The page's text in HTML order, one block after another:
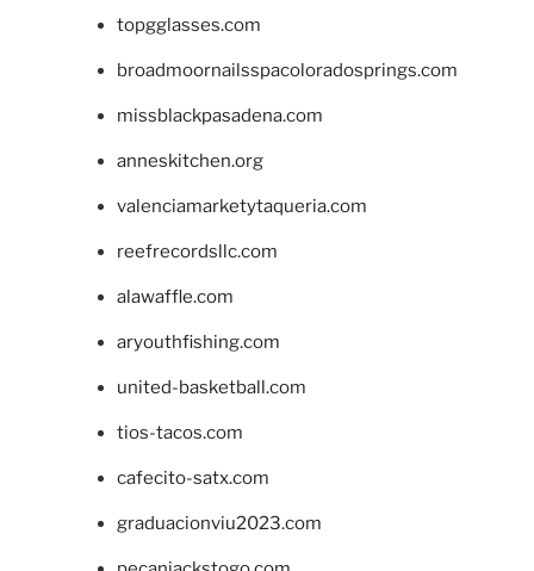
topgglasses.com
broadmoornailsspacoloradosprings.com
missblackpasadena.com
anneskitchen.org
valenciamarketytaqueria.com
reefrecordsllc.com
alawaffle.com
aryouthfishing.com
united-basketball.com
tios-tacos.com
cafecito-satx.com
graduacionviu2023.com